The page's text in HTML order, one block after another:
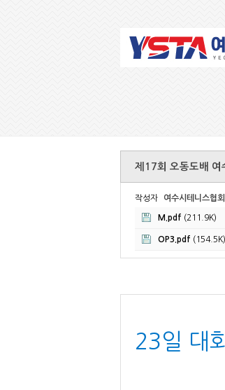
제17회 오동도배
작성자 여수시테니스협회
M.pdf (211.9K)
OP3.pdf (154.5K)
23일 대